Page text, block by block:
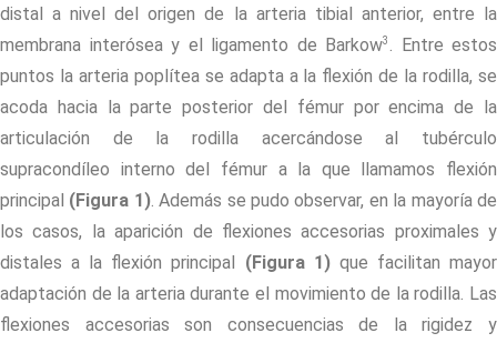
distal a nivel del origen de la arteria tibial anterior, entre la
membrana interósea y el ligamento de Barkow3. Entre estos
puntos la arteria poplítea se adapta a la flexión de la rodilla, se
acoda hacia la parte posterior del fémur por encima de la
articulación de la rodilla acercándose al tubérculo
supracondíleo interno del fémur a la que llamamos flexión
principal (Figura 1). Además se pudo observar, en la mayoría de
los casos, la aparición de flexiones accesorias proximales y
distales a la flexión principal (Figura 1)que facilitan mayor
adaptación de la arteria durante el movimiento de la rodilla. Las
flexiones accesorias son consecuencias de la rigidez y